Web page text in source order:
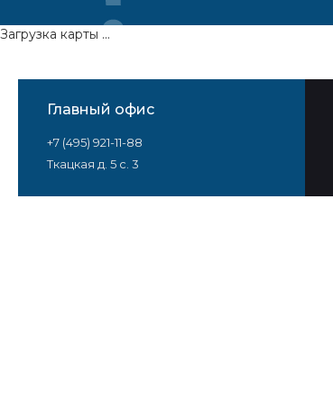
Главный офис
+7 (495) 921-11-88
Ткацкая д. 5 с. 3
Загрузка карты ...